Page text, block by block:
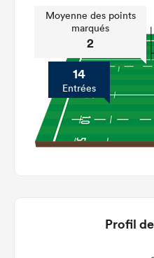
Moyenne des points
marqués
2
14
Entrées
Profil